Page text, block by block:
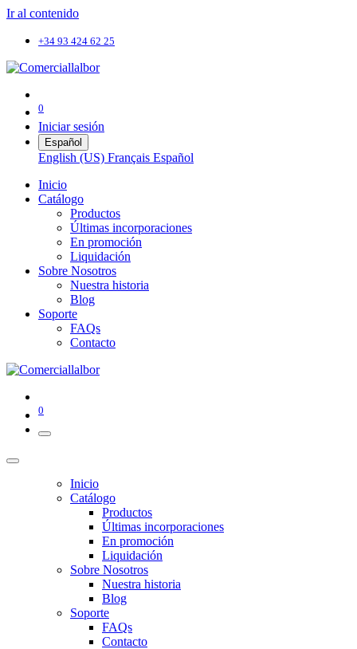
Ir al contenido
+34 93 424 62 25
0
Iniciar sesión
Español
English (US) Français Español
Inicio
Catálogo
Productos
Últimas incorporaciones
En promoción
Liquidación
Sobre Nosotros
Nuestra historia
Blog
Soporte
FAQs
Contacto
0
Inicio
Catálogo
Productos
Últimas incorporaciones
En promoción
Liquidación
Sobre Nosotros
Nuestra historia
Blog
Soporte
FAQs
Contacto